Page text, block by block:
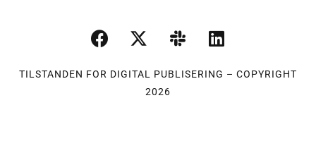
TILSTANDEN FOR DIGITAL PUBLISERING – COPYRIGHT
2026